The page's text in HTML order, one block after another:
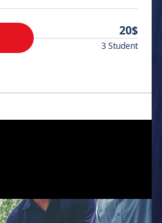
20$
3 Student